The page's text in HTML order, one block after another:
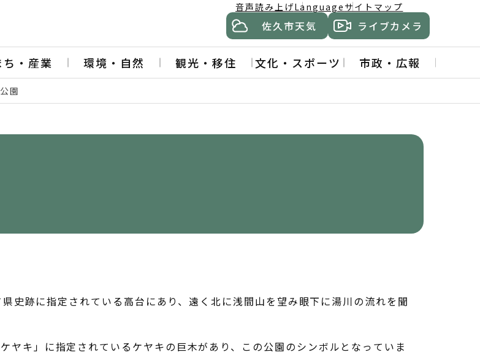
音声読み上げLanguage サイトマップ
佐久市天気 ライブカメラ
ち・産業 環境・自然 観光・移住 文化・スポーツ 市政・広報
園
史跡に指定されている高台にあり、遠く北に浅間山を望み眼下に湯川の流れを聞
ヤキ」に指定されているケヤキの巨木があり、この公園のシンボルとなっていま